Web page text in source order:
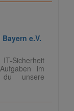
e.V.
Sicherheit
im
du unsere
und
Know-how
Rolle mit